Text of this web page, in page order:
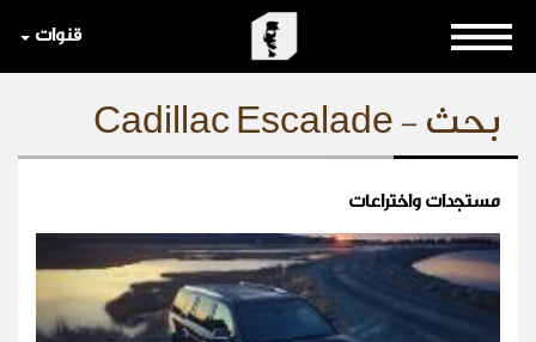
قنوات
بحث - Cadillac Escalade
مستجدات واختراعات